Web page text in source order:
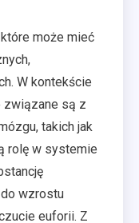
może mieć
W kontekście
związane są z
takich jak
rolę w systemie
wzrostu
euforii. Z